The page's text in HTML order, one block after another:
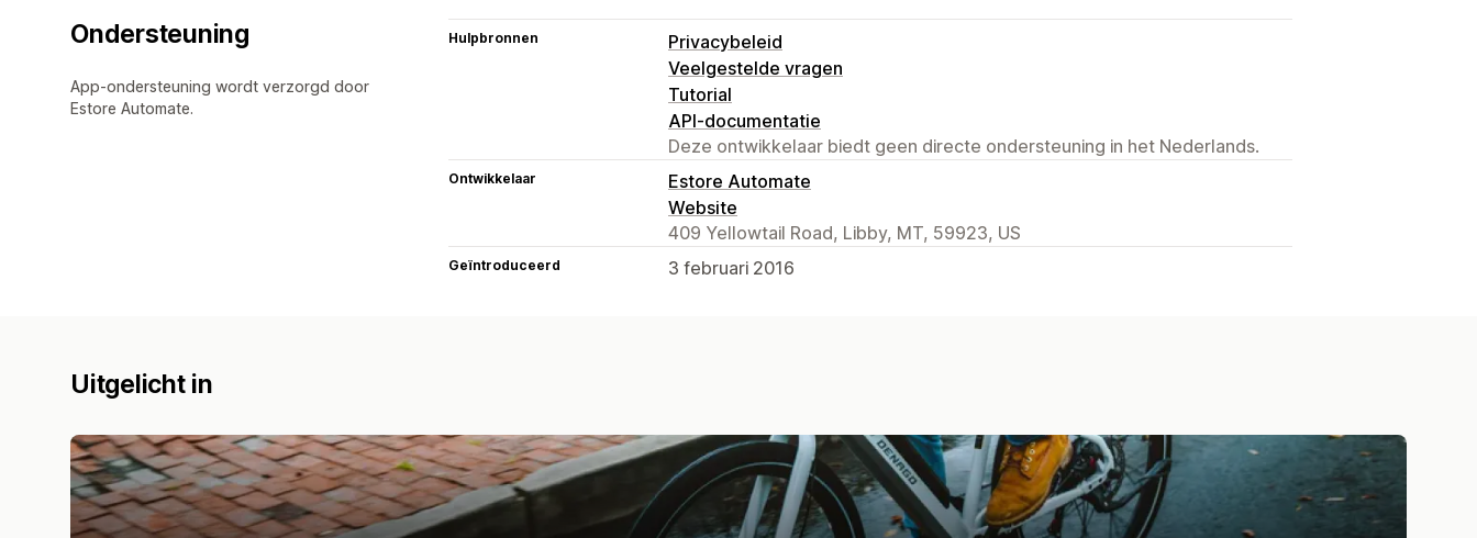
Ondersteuning
App-ondersteuning wordt verzorgd door
Estore Automate.
Hulpbronnen
Privacybeleid
Veelgestelde vragen
Tutorial
API-documentatie
Deze ontwikkelaar biedt geen directe ondersteuning in het Nederlands.
Ontwikkelaar
Estore Automate
Website
409 Yellowtail Road, Libby, MT, 59923, US
Geïntroduceerd 3 februari 2016
Uitgelicht in